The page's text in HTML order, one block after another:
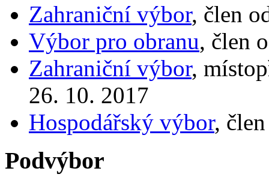
Zahraniční výbor, člen
Výbor pro obranu, člen
Zahraniční výbor,
26. 10. 2017
Hospodářský výbor,
Podvýbor